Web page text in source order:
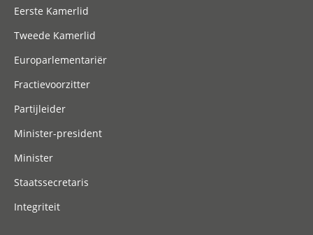
Eerste Kamerlid
Tweede Kamerlid
Europarlementariër
Fractievoorzitter
Partijleider
Minister-president
Minister
Staatssecretaris
Integriteit